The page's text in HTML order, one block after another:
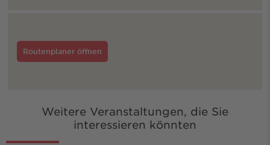
Routenplaner öffnen
Weitere Veranstaltungen, die Sie
interessieren könnten